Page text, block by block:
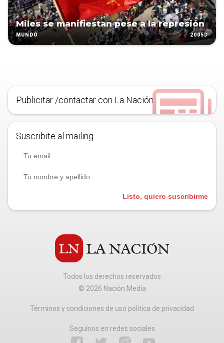
Miles se manifiestan pese a la represión
MUNDO 2005D
Publicitar /contactar con La Nación
Suscribite al mailing.
Listo, quiero suscribirme
Todos los derechos reservados
© 2026 Nación Media
Términos y condiciones de uso política de privacidad
Seguínos en redes sociales